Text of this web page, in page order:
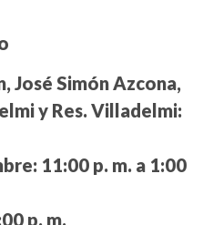
José Simón Azcona,
y Res. Villadelmi:
11:00 p. m. a 1:00
p. m.